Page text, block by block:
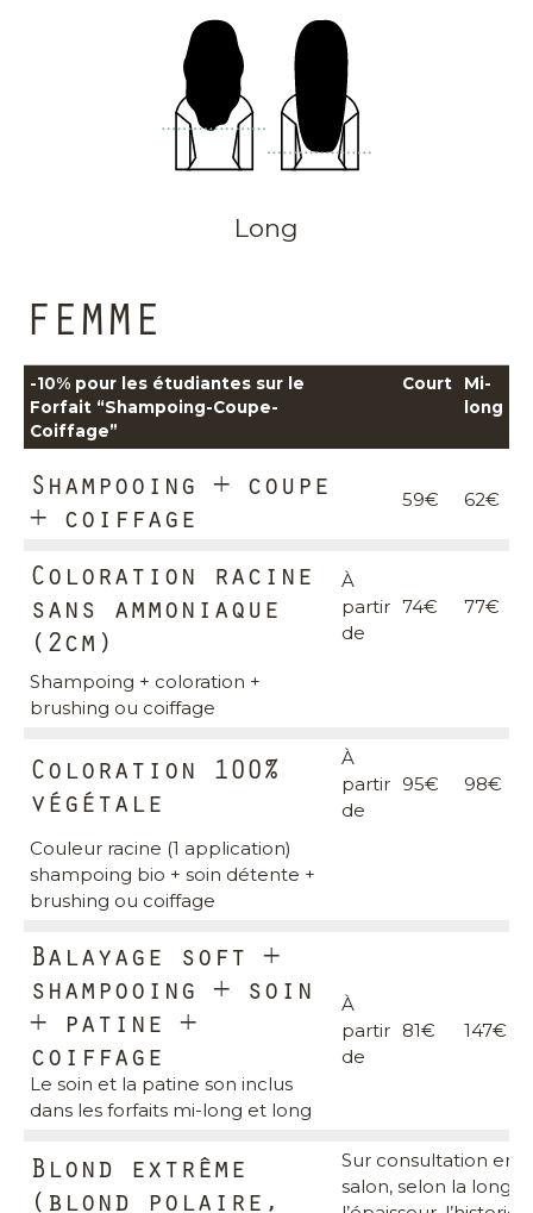
Long
FEMME
-10% pour les étudiantes sur le
Forfait “Shampoing-Coupe-
Coiffage”
Court
Mi-
long
Shampooing + coupe
+ coiffage
59€ 62€
Coloration racine
sans ammoniaque
(2cm)
À
partir
de
74€ 77€
Shampoing + coloration +
brushing ou coiffage
Coloration 100%
végétale
À
partir
de
95€ 98€
Couleur racine (1 application)
shampoing bio + soin détente +
brushing ou coiffage
Balayage soft +
shampooing + soin
+ patine +
coiffage
Le soin et la patine son inclus
dans les forfaits mi-long et long
À
partir
de
81€ 147€
Blond extrême
(blond polaire,
Sur consultation en
salon, selon la